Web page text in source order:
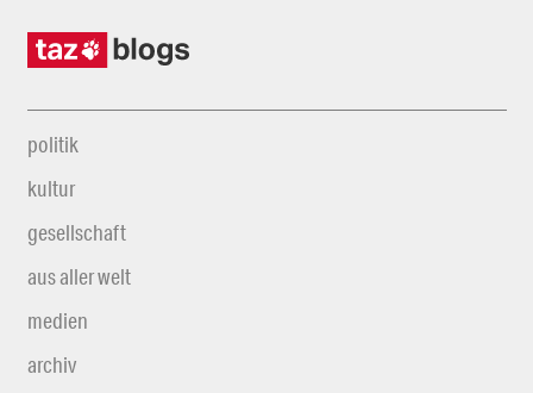
politik
kultur
gesellschaft
aus aller welt
medien
archiv